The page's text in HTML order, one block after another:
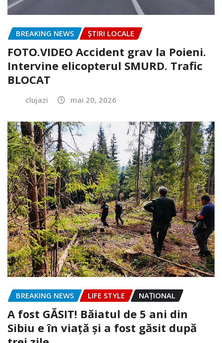
BREAKING NEWS ȘTIRI LOCALE
FOTO.VIDEO Accident grav la Poieni.
Intervine elicopterul SMURD. Trafic
BLOCAT
clujazi mai 20, 2026
BREAKING NEWS LIFE STYLE NAŢIONAL
A fost GĂSIT! Băiatul de 5 ani din
Sibiu e în viață și a fost găsit după